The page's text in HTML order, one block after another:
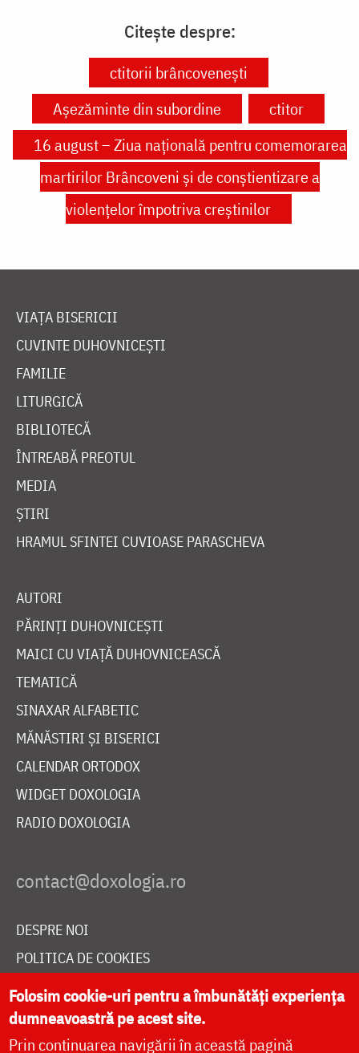
Citește despre:
ctitorii brâncoveneşti
Așezăminte din subordine
ctitor
16 august – Ziua națională pentru comemorarea
martirilor Brâncoveni și de conștientizare a
violențelor împotriva creștinilor
VIAȚA BISERICII
CUVINTE DUHOVNICEȘTI
FAMILIE
LITURGICĂ
BIBLIOTECĂ
ÎNTREABĂ PREOTUL
MEDIA
ȘTIRI
HRAMUL SFINTEI CUVIOASE PARASCHEVA
AUTORI
PĂRINȚI DUHOVNICEȘTI
MAICI CU VIAȚĂ DUHOVNICEASCĂ
TEMATICĂ
SINAXAR ALFABETIC
MĂNĂSTIRI ȘI BISERICI
CALENDAR ORTODOX
WIDGET DOXOLOGIA
RADIO DOXOLOGIA
DESPRE NOI
POLITICA DE COOKIES
DONEAZĂ ONLINE PENTRU CATEDRALA NAȚIONALĂ
LIVE
Folosim cookie-uri pentru a îmbunătăți experiența
dumneavoastră pe acest site.
Prin continuarea navigării în această pagină